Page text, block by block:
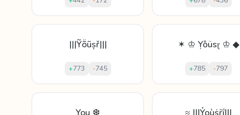
|||Ỹṏũșř|||
+773 -745
✶ ♔ Ỵȍüsɽ ♔ ◆
+785 -797
You ❆ ≈ |||Ỷǫùṡṝḯ|||